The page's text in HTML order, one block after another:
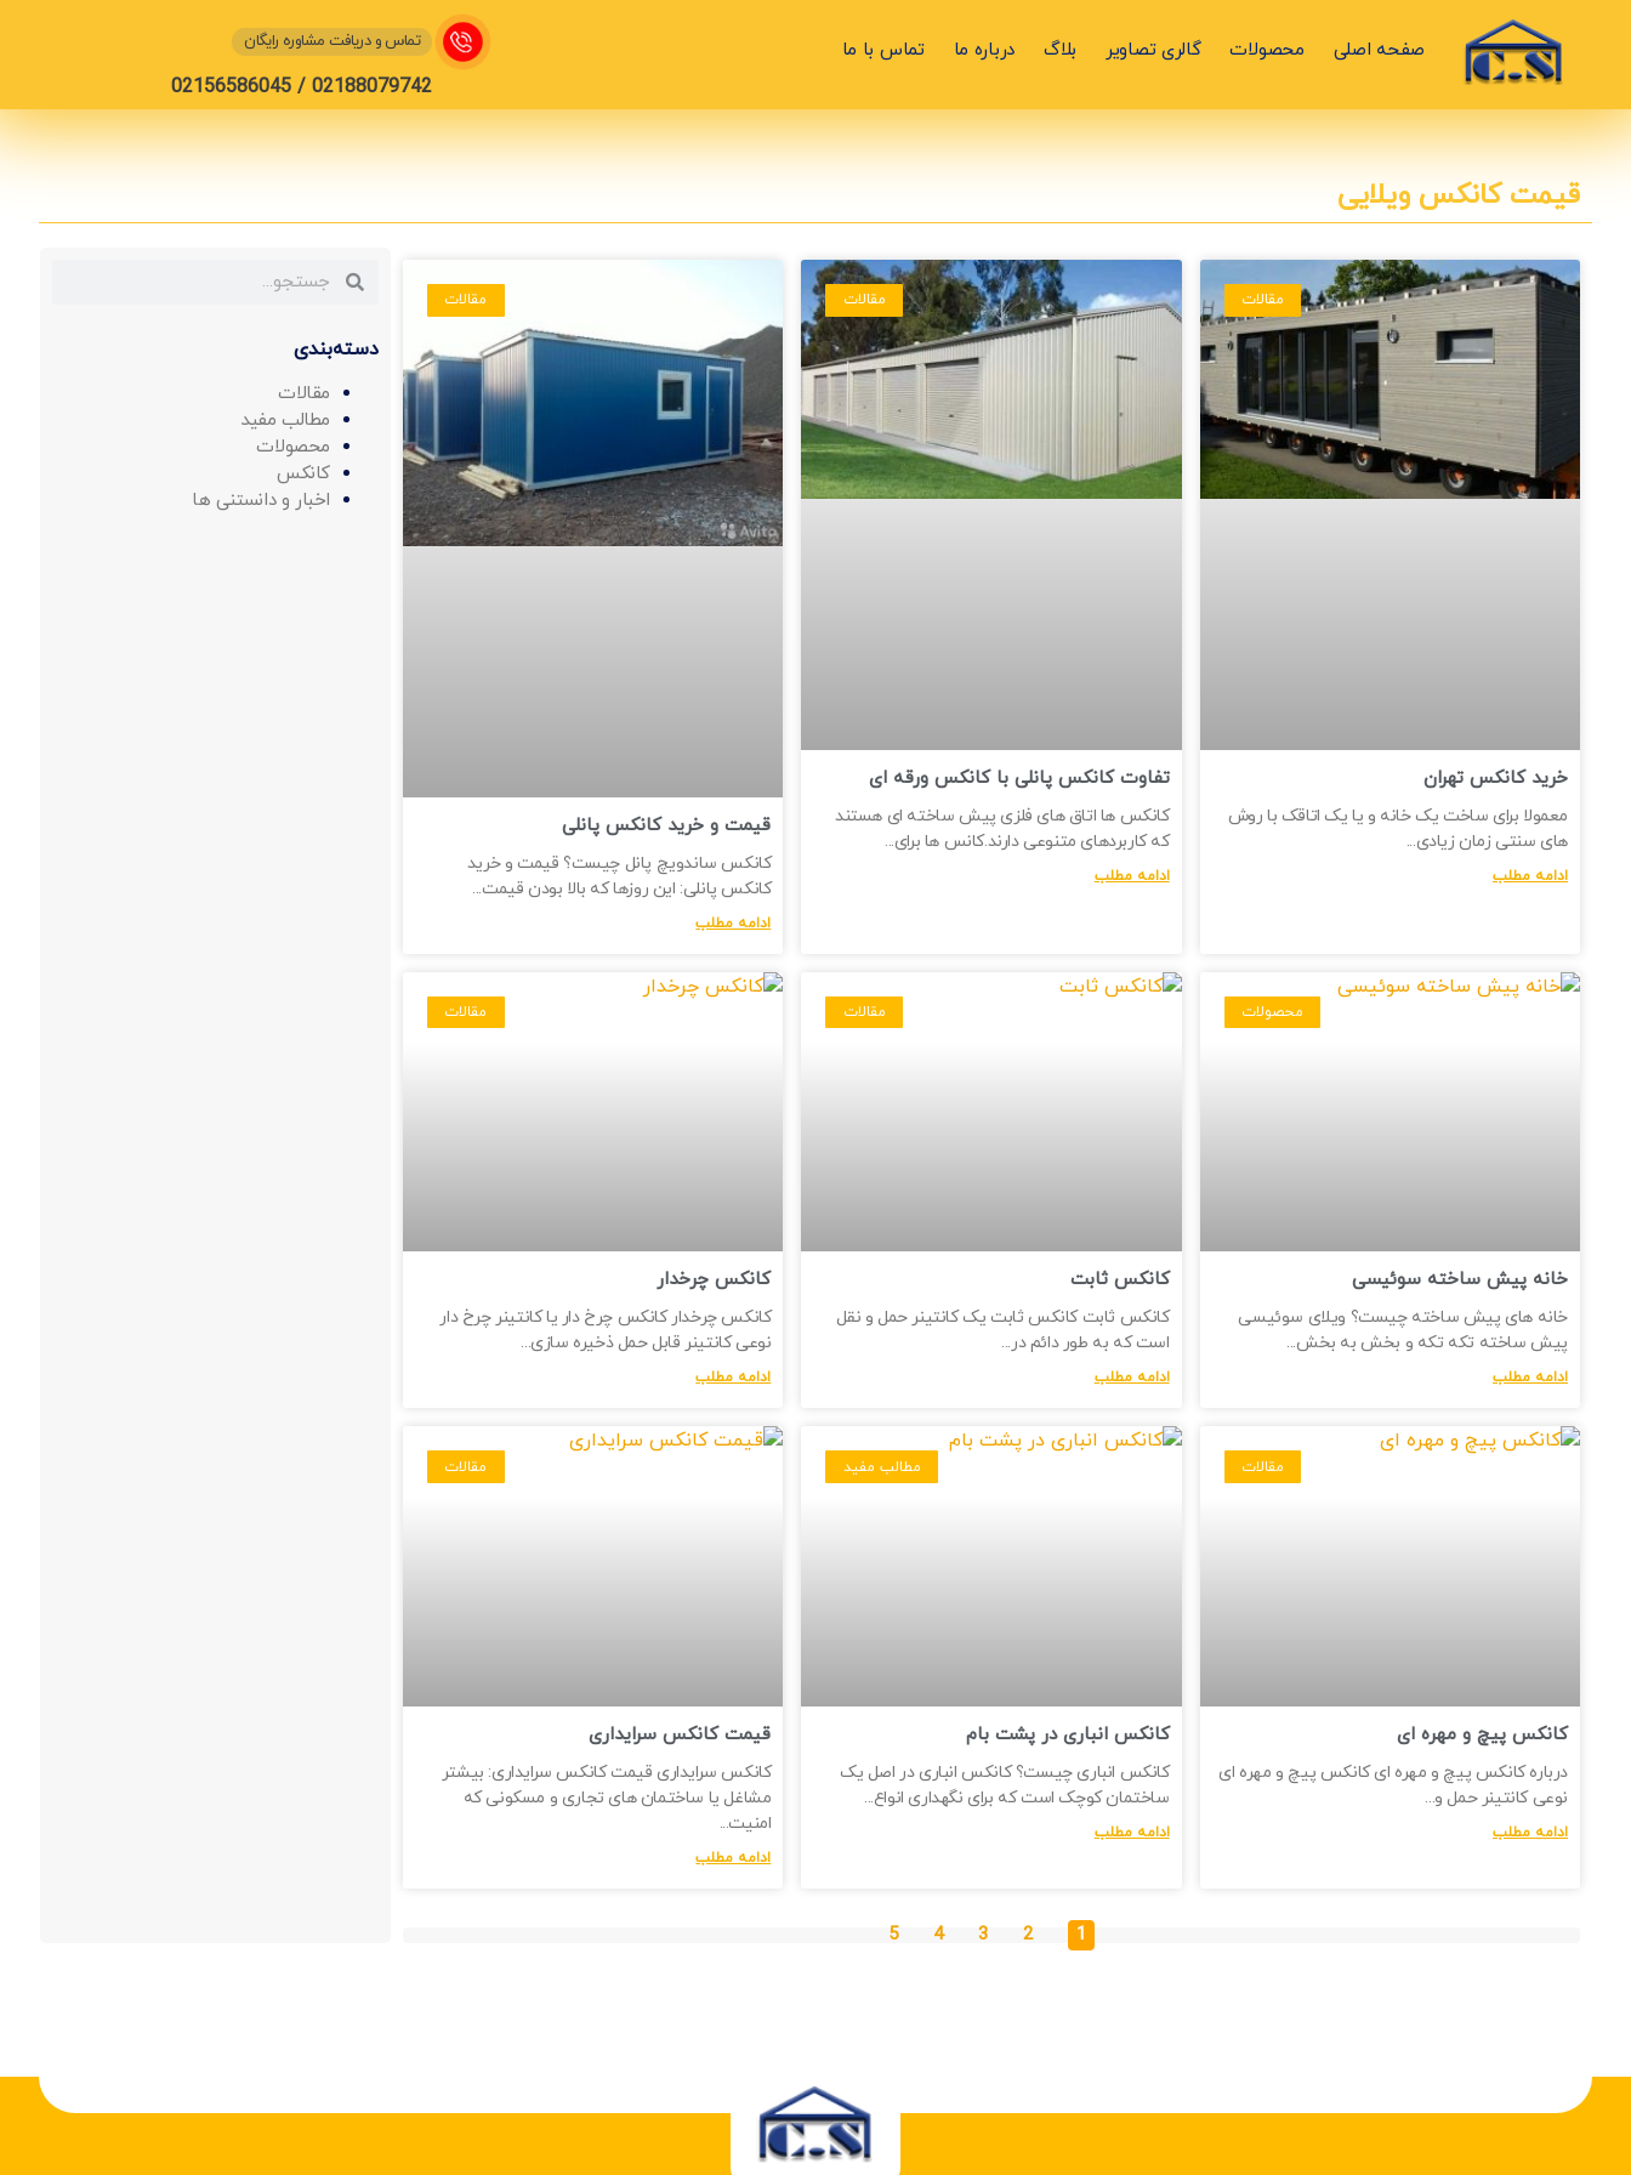
صفحه اصلی محصولات گالری تصاویر بلاگ درباره ما تماس با ما تماس و دریافت مشاوره رایگان
02188079742 / 02156586045
قیمت کانکس ویلایی
مقالات
خرید کانکس تهران
معمولا برای ساخت یک خانه و یا یک اتاقک با روش
های سنتی زمان زیادی
ادامه مطلب
مقالات
تفاوت کانکس پانلی با کانکس ورقه ای
کانکس ها اتاق های فلزی پیش ساخته ای هستند
که کاربردهای متنوعی دارند.کانس ها برای
ادامه مطلب
مقالات
قیمت و خرید کانکس پانلی
کانکس ساندویچ پانل چیست؟ قیمت و خرید
کانکس پانلی: این روزها که بالا بودن قیمت
ادامه مطلب
محصولات
خانه پیش ساخته سوئیسی
خانه های پیش ساخته چیست؟ ویلای سوئیسی
پیش ساخته تکه تکه و بخش به بخش
ادامه مطلب
مقالات
کانکس ثابت
کانکس ثابت کانکس ثابت یک کانتینر حمل و نقل
است که به طور دائم در
ادامه مطلب
مقالات
کانکس چرخدار
کانکس چرخدار کانکس چرخ دار یا کانتینر چرخ دار
نوعی کانتینر قابل حمل ذخیره سازی
ادامه مطلب
مقالات
کانکس پیچ و مهره ای
درباره کانکس پیچ و مهره ای کانکس پیچ و مهره ای
نوعی کانتینر حمل و
ادامه مطلب
مطالب مفید
کانکس انباری در پشت بام
کانکس انباری چیست؟ کانکس انباری در اصل یک
ساختمان کوچک است که برای نگهداری انواع
ادامه مطلب
مقالات
قیمت کانکس سرایداری
کانکس سرایداری قیمت کانکس سرایداری: بیشتر
مشاغل یا ساختمان های تجاری و مسکونی که
امنیت
ادامه مطلب
1
2
3
4
5
دسته‌بندی
مقالات
مطالب مفید
محصولات
کانکس
اخبار و دانستنی ها